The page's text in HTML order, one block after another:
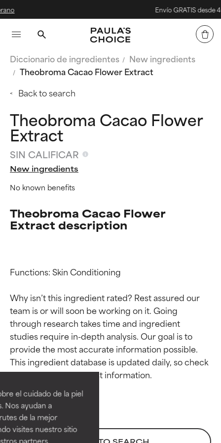
el cuidado de la piel
Nos ayudan a
de la mejor
visites nuestro sitio
partners,
Envío GRATIS desde 40 €
Diccionario de ingredientes
New ingredients
Theobroma Cacao Flower Extract
Back to search
Theobroma Cacao Flower
Extract
SIN CALIFICAR
New ingredients
No known benefits
Theobroma Cacao Flower
Extract description
Functions: Skin Conditioning
Why isn’t this ingredient rated? Rest assured our
team is or will soon be working on it. Going
through research takes time and ingredient
studies require in-depth analysis. Our goal is to
provide the most accurate information possible.
This ingredient database is updated daily, so check
Calificaciones de
ingredientes
EXCELENTE
Ingrediente sobresaliente con
beneficios reales para la piel. Su
eficacia está demostrada y
Calificaciones de
ingredientes
EXCELENTE
Ingrediente sobresaliente con
beneficios reales para la piel. Su
eficacia está demostrada y